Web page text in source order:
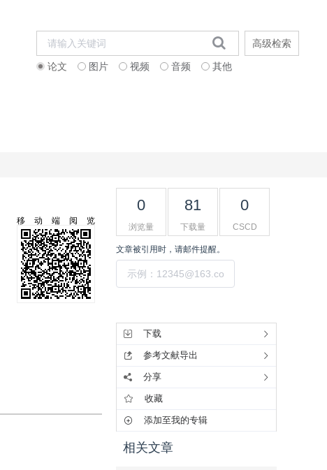
论文 图片 视频 音频 其他
高级检索
移动端阅览
0
浏览量
81
下载量
0
CSCD
文章被引用时，请邮件提醒。
下载
参考文献导出
分享
收藏
添加至我的专辑
相关文章